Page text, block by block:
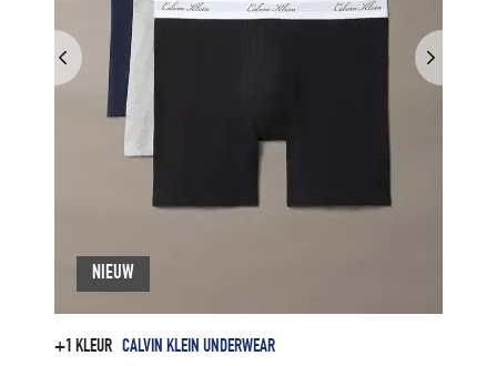
+1 KLEUR CALVIN KLEIN UNDERWEAR
NIEUW